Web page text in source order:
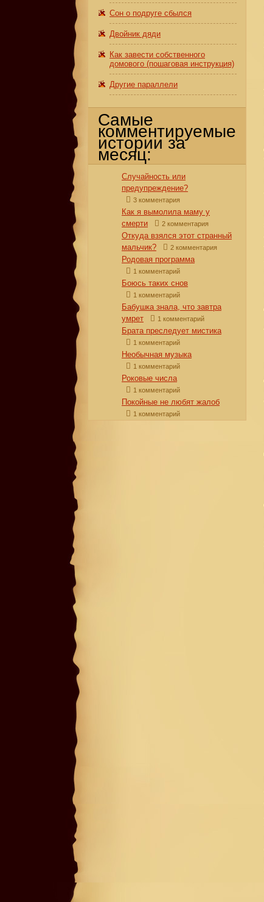
Сон о подруге сбылся
Двойник дяди
Как завести собственного
домового (пошаговая инструкция)
Другие параллели
Самые
комментируемые
истории за
месяц:
Случайность или
предупреждение?
3 комментария
Как я вымолила маму у
смерти
2 комментария
Откуда взялся этот странный
мальчик?
2 комментария
Родовая программа
1 комментарий
Боюсь таких снов
1 комментарий
Бабушка знала, что завтра
умрет
1 комментарий
Брата преследует мистика
1 комментарий
Необычная музыка
1 комментарий
Роковые числа
1 комментарий
Покойные не любят жалоб
1 комментарий